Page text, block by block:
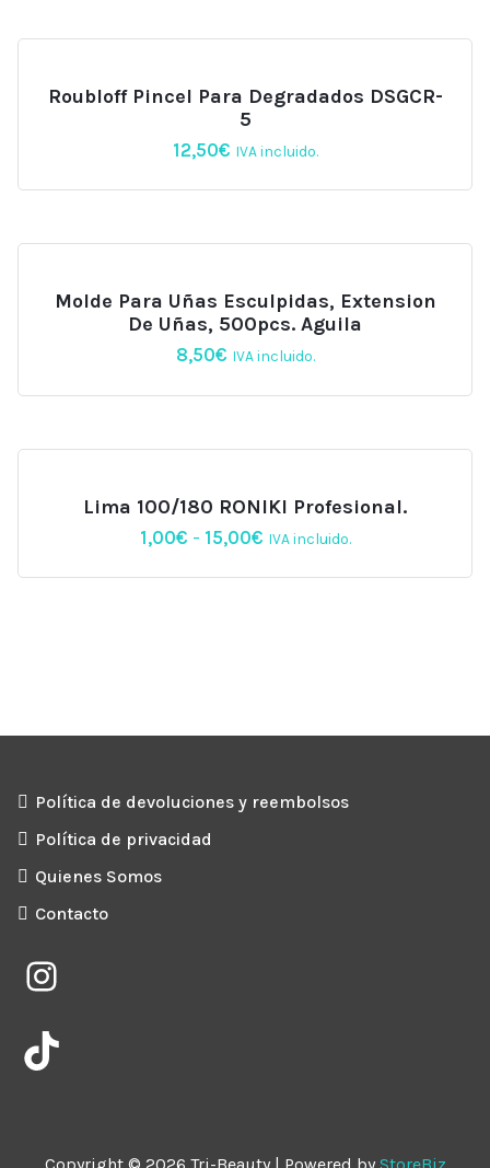
Roubloff Pincel Para Degradados DSGCR-
5
12,50€ IVA incluido.
Molde Para Uñas Esculpidas, Extension
De Uñas, 500pcs. Aguila
8,50€ IVA incluido.
Lima 100/180 RONIKI Profesional.
1,00€ - 15,00€Rango
precios:
IVA incluido.
Política de devoluciones y reembolsos
Política de privacidad
Quienes Somos
Contacto